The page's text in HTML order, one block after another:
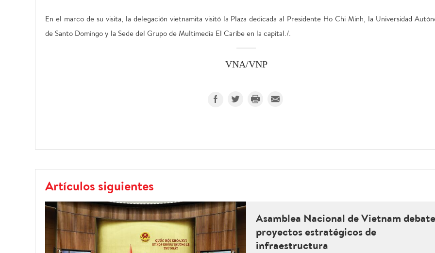
En el marco de su visita, la delegación vietnamita visitó la Plaza dedicada al Presidente Ho Chi Minh, la Universidad
de Santo Domingo y la Sede del Grupo de Multimedia El Caribe en la capital./.
VNA/VNP
Artículos siguientes
Asamblea Nacional de Vietnam debate
proyectos estratégicos de
infraestructura